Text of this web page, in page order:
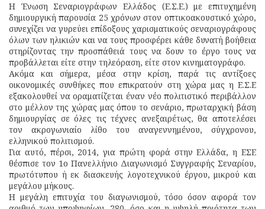
Η Ένωση Σεναριογράφων Ελλάδος (Ε.Σ.Ε.) με επιτυχημένη
δημιουργική παρουσία 25 χρόνων στον οπτικοακουστικό χώρο,
συνεχίζει να γυρεύει επίδοξους χαρισματικούς σεναριογράφους
όλων των ηλικιών και να τους προσφέρει κάθε δυνατή βοήθεια
στηρίζοντας την προσπάθειά τους να δουν το έργο τους να
προβάλλεται είτε στην τηλεόραση, είτε στον κινηματογράφο.
Ακόμα και σήμερα, μέσα στην κρίση, παρά τις αντίξοες
οικονομικές συνθήκες που επικρατούν στη χώρα μας η Ε.Σ.Ε
εξακολουθεί να οραματίζεται έναν νέο πολιτιστικό περιβάλλον
στο μέλλον της χώρας μας όπου το σενάριο, πρωταρχική βάση
δημιουργίας σε όλες τις τέχνες ανεξαιρέτως, θα αποτελέσει
τον ακρογωνιαίο λίθο του αναγεννημένου, σύγχρονου,
ελληνικού πολιτισμού.
Για αυτό, πέρσι, 2014, για πρώτη φορά στην Ελλάδα, η ΕΣΕ
θέσπισε τον 1ο Πανελλήνιο Διαγωνισμό Συγγραφής Σεναρίου,
πρωτότυπου ή εκ διασκευής λογοτεχνικού έργου, μικρού και
μεγάλου μήκους.
Η μεγάλη επιτυχία του διαγωνισμού, τόσο όσον αφορά τον